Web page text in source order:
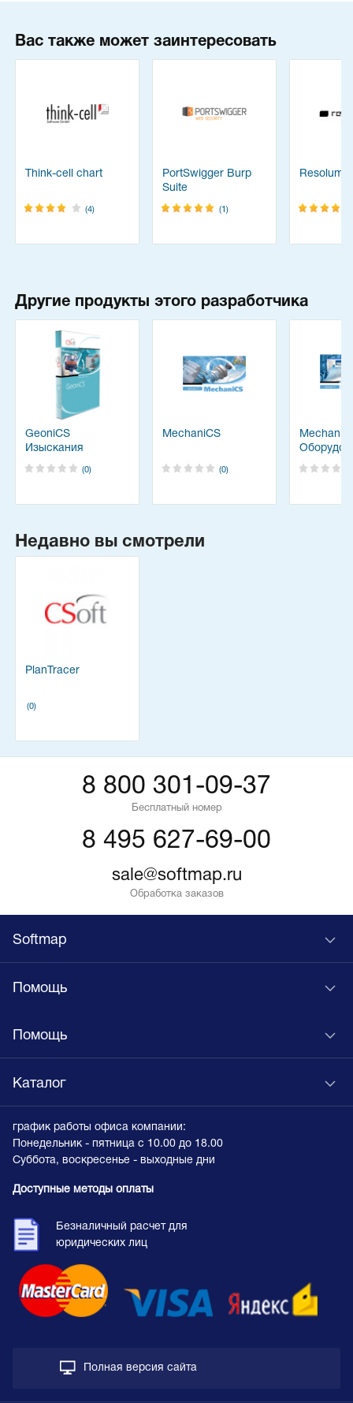
Вас также может заинтересовать
Think-cell chart
(4)
PortSwigger Burp
Suite
(1)
Resolume
Другие продукты этого разработчика
GeoniCS
Изыскания
(0)
MechaniCS
(0)
Недавно вы смотрели
PlanTracer
(0)
8 800 301-09-37
Бесплатный номер
8 495 627-69-00
sale@softmap.ru
Обработка заказов
Softmap
Помощь
Помощь
Каталог
график работы офиса компании:
Понедельник - пятница с 10.00 до 18.00
Суббота, воскресенье - выходные дни
Доступные методы оплаты
Безналичный расчет для
юридических лиц
Полная версия сайта